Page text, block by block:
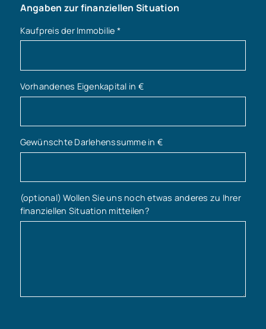
Angaben zur finanziellen Situation
Kaufpreis der Immobilie *
Vorhandenes Eigenkapital in €
Gewünschte Darlehenssumme in €
(optional) Wollen Sie uns noch etwas anderes zu Ihrer
finanziellen Situation mitteilen?